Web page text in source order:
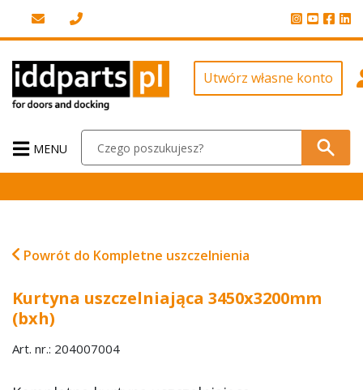
Utwórz własne konto
MENU
Powrót do Kompletne uszczelnienia
Kurtyna uszczelniająca 3450x3200mm
(bxh)
Art. nr.: 204007004